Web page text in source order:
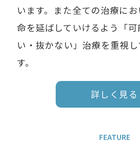
います。また全ての治療に
命を延ばしていけるよう「
い・抜かない」治療を重視
す。
詳しく見る
FEATURE